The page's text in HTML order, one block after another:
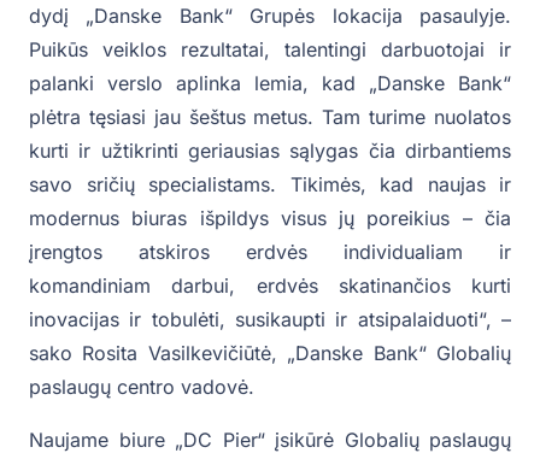
dydį „Danske Bank“ Grupės lokacija pasaulyje.
Puikūs veiklos rezultatai, talentingi darbuotojai ir
palanki verslo aplinka lemia, kad „Danske Bank“
plėtra tęsiasi jau šeštus metus. Tam turime nuolatos
kurti ir užtikrinti geriausias sąlygas čia dirbantiems
savo sričių specialistams. Tikimės, kad naujas ir
modernus biuras išpildys visus jų poreikius – čia
įrengtos atskiros erdvės individualiam ir
komandiniam darbui, erdvės skatinančios kurti
inovacijas ir tobulėti, susikaupti ir atsipalaiduoti“, –
sako Rosita Vasilkevičiūtė, „Danske Bank“ Globalių
paslaugų centro vadovė.
Naujame biure „DC Pier“ įsikūrė Globalių paslaugų